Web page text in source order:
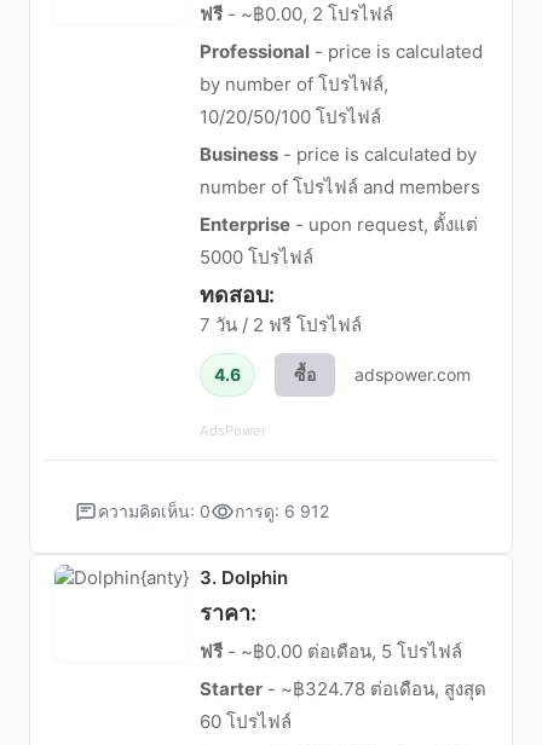
ฟรี- ~฿0.00, 2 โปรไฟล์
Professional - price is calculated
by number of โปรไฟล์,
10/20/50/100 โปรไฟล์
Business - price is calculated by
number of โปรไฟล์ and members
Enterprise - upon request, ตั้งแต่
5000 โปรไฟล์
ทดสอบ:
7 วัน / 2 ฟรี โปรไฟล์
4.6 ซื้อ adspower.com
AdsPower
ความคิดเห็น: 0 การดู: 6 912
3. Dolphin
ราคา:
ฟรี- ~฿0.00 ต่อเดือน, 5 โปรไฟล์
Starter - ~฿324.78 ต่อเดือน, สูงสุด
60 โปรไฟล์